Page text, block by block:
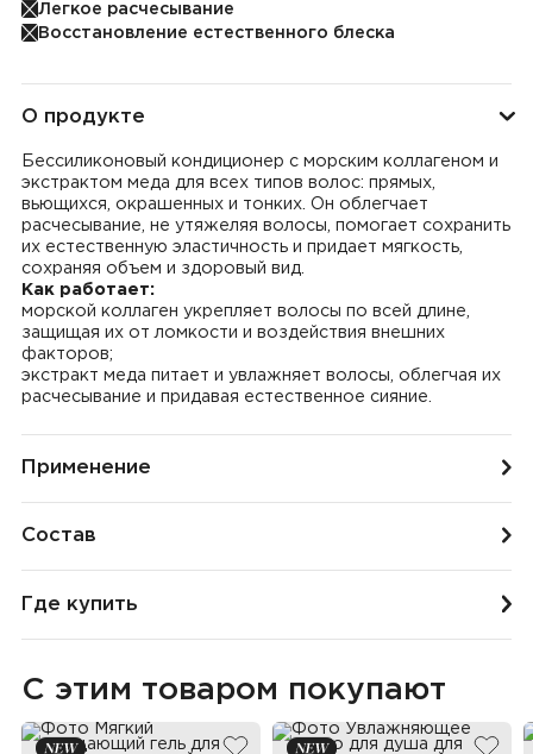
Легкое расчесывание
Восстановление естественного блеска
О продукте
Бессиликоновый кондиционер с морским коллагеном и
экстрактом меда для всех типов волос: прямых,
вьющихся, окрашенных и тонких. Он облегчает
расчесывание, не утяжеляя волосы, помогает сохранить
их естественную эластичность и придает мягкость,
сохраняя объем и здоровый вид.
Как работает:
морской коллаген укрепляет волосы по всей длине,
защищая их от ломкости и воздействия внешних
факторов;
экстракт меда питает и увлажняет волосы, облегчая их
расчесывание и придавая естественное сияние.
Применение
Состав
Где купить
С этим товаром покупают